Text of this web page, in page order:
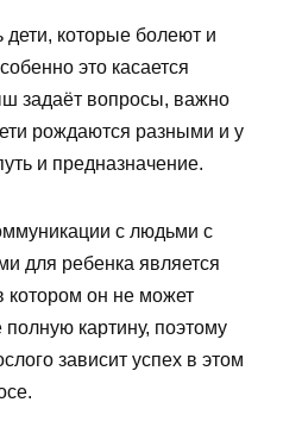
дети, которые болеют и
это касается
задаёт вопросы, важно
рождаются разными и у
и предназначение.
с людьми с
для ребенка является
он не может
картину, поэтому
зависит успех в этом